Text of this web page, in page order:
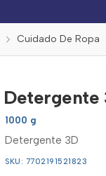
Cuidado De Ropa
Detergente
1000 g
Detergente 3D
SKU: 7702191521823